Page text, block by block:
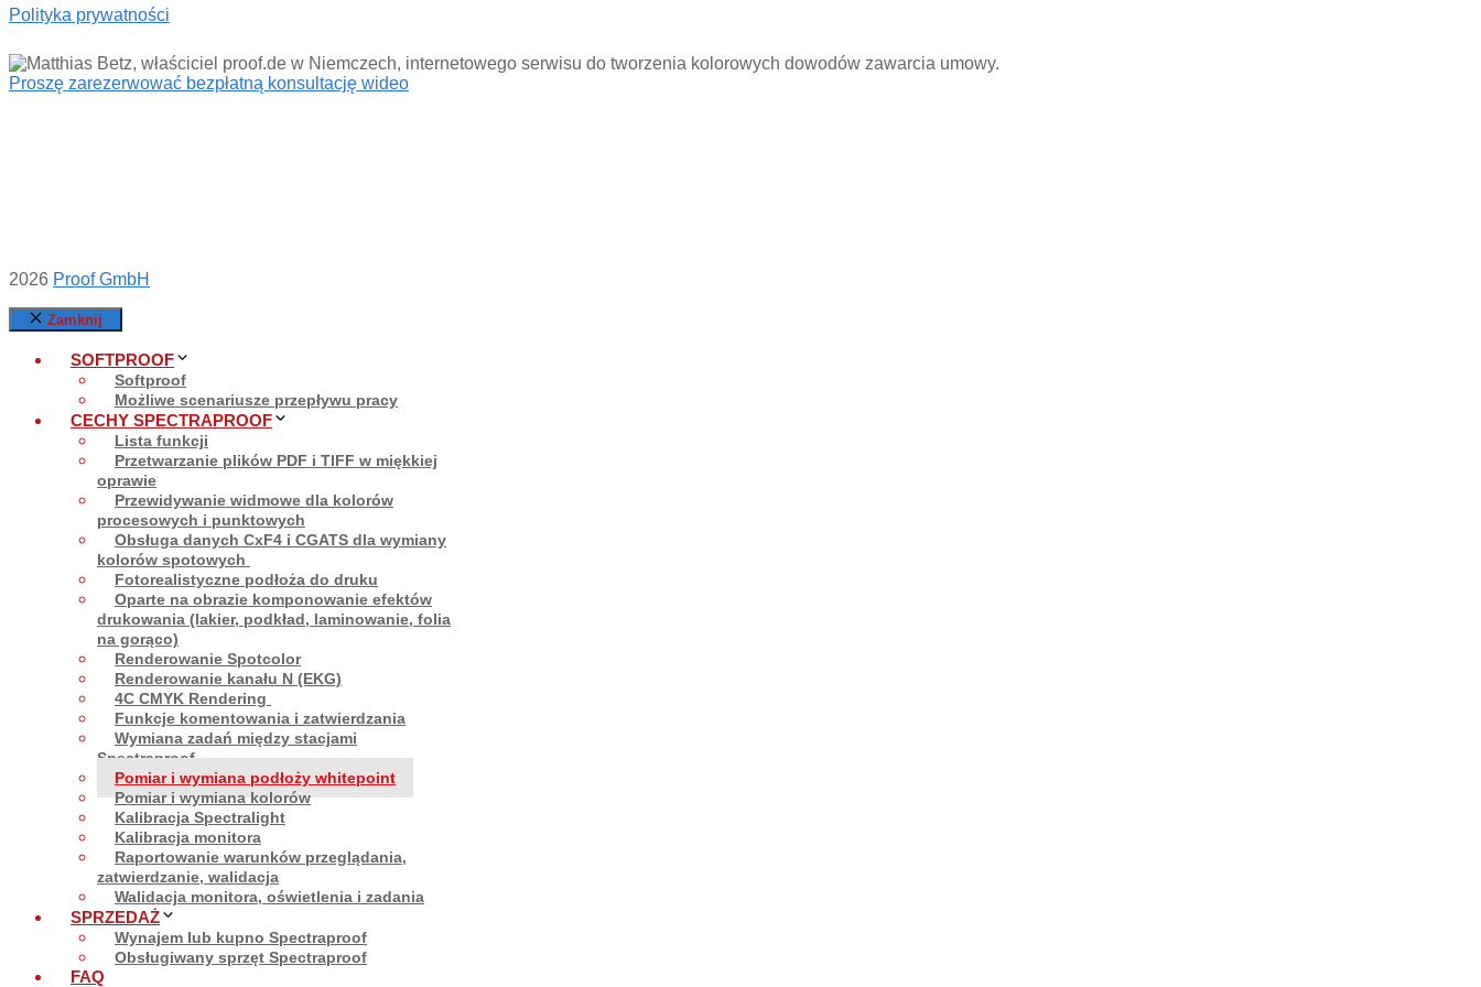
Polityka prywatności
Proszę zarezerwować bezpłatną konsultację wideo
2026 Proof GmbH
Zamknij
SOFTPROOF
Softproof
Możliwe scenariusze przepływu pracy
CECHY SPECTRAPROOF
Lista funkcji
Przetwarzanie plików PDF i TIFF w miękkiej
oprawie
Przewidywanie widmowe dla kolorów
procesowych i punktowych
Obsługa danych CxF4 i CGATS dla wymiany
kolorów spotowych
Fotorealistyczne podłoża do druku
Oparte na obrazie komponowanie efektów
drukowania (lakier, podkład, laminowanie, folia
na gorąco)
Renderowanie Spotcolor
Renderowanie kanału N (EKG)
4C CMYK Rendering
Funkcje komentowania i zatwierdzania
Wymiana zadań między stacjami
Spectraproof
Pomiar i wymiana podłoży whitepoint
Pomiar i wymiana kolorów
Kalibracja Spectralight
Kalibracja monitora
Raportowanie warunków przeglądania,
zatwierdzanie, walidacja
Walidacja monitora, oświetlenia i zadania
SPRZEDAŻ
Wynajem lub kupno Spectraproof
Obsługiwany sprzęt Spectraproof
FAQ